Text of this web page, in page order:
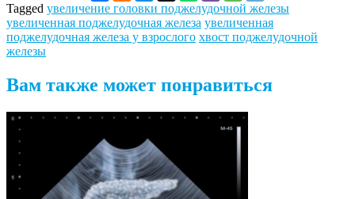
Tagged увеличение головки поджелудочной железы
увеличенная поджелудочная железа увеличенная
поджелудочная железа у взрослого хвост поджелудочной
железы
Вам также может понравиться